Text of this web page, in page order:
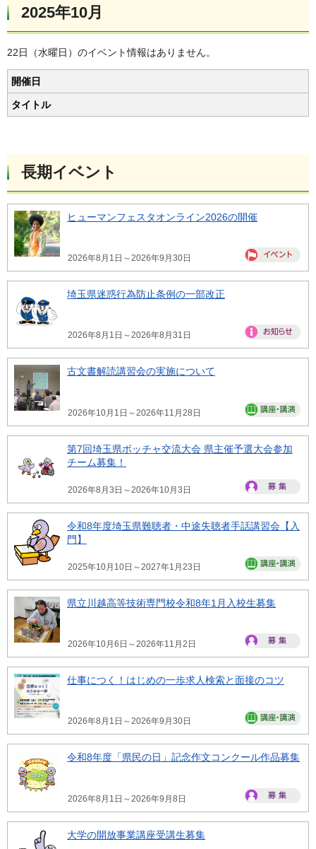
2025年10月
22日（水曜日）のイベント情報はありません。
開催日
タイトル
長期イベント
ヒューマンフェスタオンライン2026の開催
2026年8月1日～2026年9月30日
埼玉県迷惑行為防止条例の一部改正
2026年8月1日～2026年8月31日
古文書解読講習会の実施について
2026年10月1日～2026年11月28日
第7回埼玉県ボッチャ交流大会 県主催予選大会参加
チーム募集！
2026年8月3日～2026年10月3日
令和8年度埼玉県難聴者・中途失聴者手話講習会【入
門】
2025年10月10日～2027年1月23日
県立川越高等技術専門校令和8年1月入校生募集
2026年10月6日～2026年11月2日
仕事につく！はじめの一歩求人検索と面接のコツ
2026年8月1日～2026年9月30日
令和8年度「県民の日」記念作文コンクール作品募集
2026年8月1日～2026年9月8日
大学の開放事業講座受講生募集